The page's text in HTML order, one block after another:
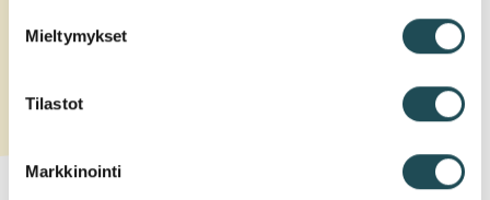
Mieltymykset
Tilastot
Markkinointi
unemployment benefit
Did you find what you were looking for on this